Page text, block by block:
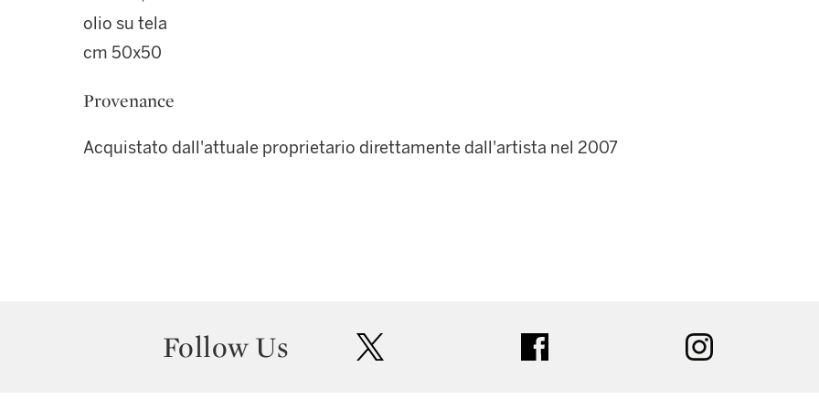
olio su tela
cm 50x50
Provenance
Acquistato dall'attuale proprietario direttamente dall'artista nel 2007
Follow Us